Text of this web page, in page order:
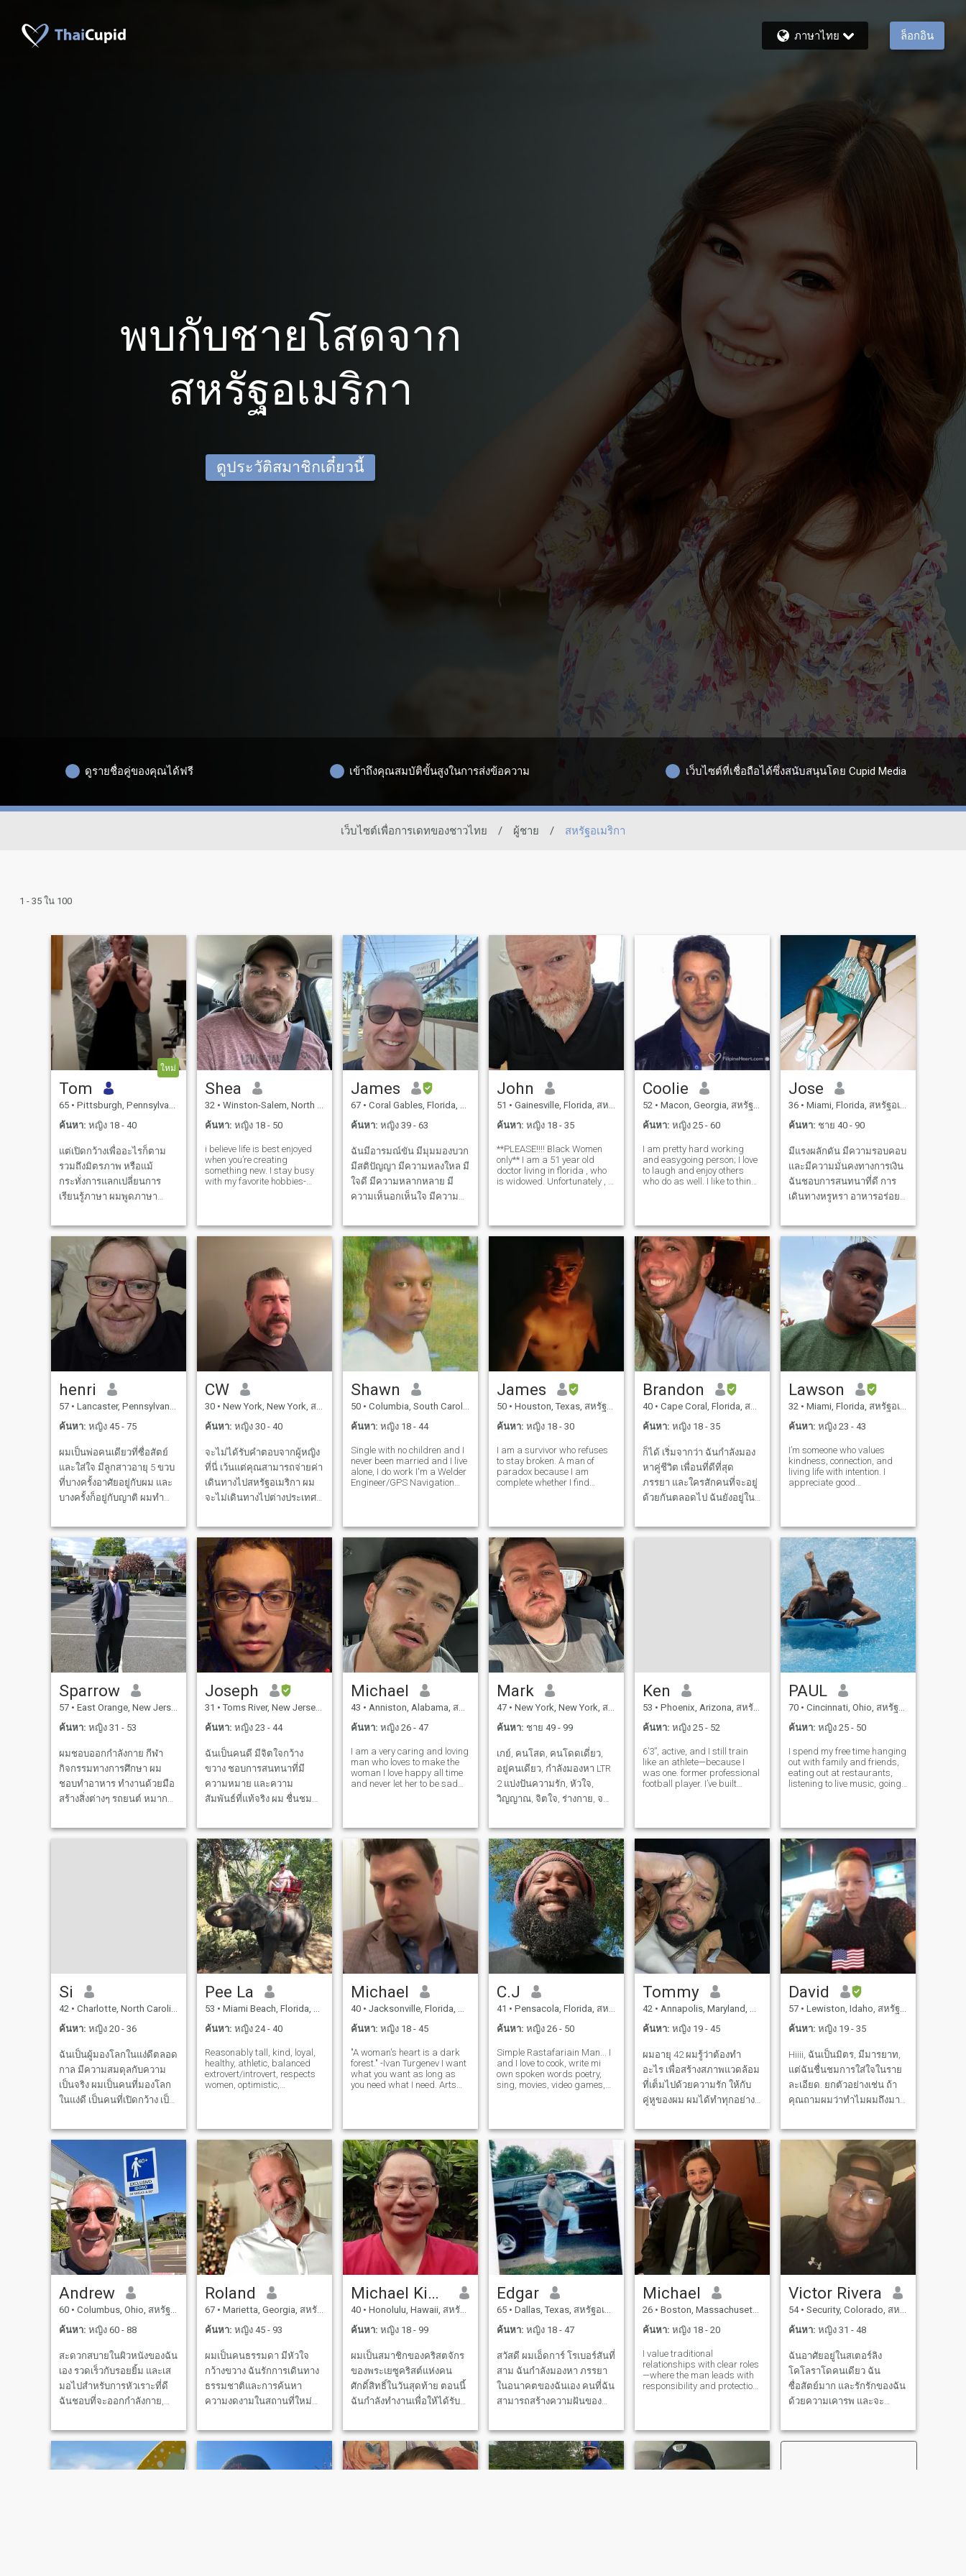
ภาษาไทย ล็อกอิน
พบกับชายโสดจาก
สหรัฐอเมริกา
ดูประวัติสมาชิกเดี๋ยวนี้
ดูรายชื่อคู่ของคุณได้ฟรี เข้าถึงคุณสมบัติขั้นสูงในการส่งข้อความ เว็บไซต์ที่เชื่อถือได้ซึ่งสนับสนุนโดย Cupid Media
เว็บไซต์เพื่อการเดทของชาวไทย / ผู้ชาย / สหรัฐอเมริกา
1 - 35 ใน 100
ใหม่
Tom
65 • Pittsburgh, Pennsylvania, สหรัฐอเมริกา
ค้นหา: หญิง 18 - 40
แต่เปิดกว้างเพื่ออะไรก็ตาม
รวมถึงมิตรภาพ หรือแม้
กระทั่งการแลกเปลี่ยนการ
เรียนรู้ภาษา ผมพูดภาษา
ดี ถ้าคุณไม่ใช่คนโกง คุณ
สามารถหยุดอ่านได้ตรงนี้ (ใน
ทางเทคนิค คุณอาจหยุดอ่าน
ประโยคนี้ได้ก่อนหน้านี้) )
หากคุณเป็นนักโกง, โปรดจํา
ไว้ว่า ผมรู้จักทุกการโกงใน
หนังสือ โปรดอย่าเสียเวลาเรา
ทั้งคู่ ในการพยายามดึง
นักโทษสเปนของคุณ
ทํางานให้กับใครบางคน คุณ
คือคนที่ถูกโกง ออกไปจากที่นี่
ซะ! - ไม่! โชคดีและความ
Shea
32 • Winston-Salem, North Carolina, สหรัฐอเมริกา
ค้นหา: หญิง 18 - 50
i believe life is best enjoyed
when you’re creating
something new. I stay busy
with my favorite hobbies-
an amazing woman to share
some laughs and good food
James
67 • Coral Gables, Florida, สหรัฐอเมริกา
ค้นหา: หญิง 39 - 63
ฉันมีอารมณ์ขัน มีมุมมองบวก
มีสติปัญญา มีความหลงใหล มี
ใจดี มีความหลากหลาย มี
ความเห็นอกเห็นใจ มีความ
มารยาทดี หมายเหตุ: หากคุณ
กําลังมองหาที่จะขายรูปภาพ
หรือวิดีโอของคุณให้ฉัน หรือ
กําลังทําการติดต่อเพื่ออํานวย
ความสะดวกการค้า Crypto
กรุณาช่วยฉัน.
John
51 • Gainesville, Florida, สหรัฐอเมริกา
ค้นหา: หญิง 18 - 35
**PLEASE!!!! Black Women
only** I am a 51 year old
doctor living in florida , who
is widowed. Unfortunately , in
away and I have been widow
and celibate for 5 years no
Coolie
52 • Macon, Georgia, สหรัฐอเมริกา
ค้นหา: หญิง 25 - 60
I am pretty hard working
and easygoing person; I love
to laugh and enjoy others
who do as well. I like to think
and expose myself to all
types of activities and in
Jose
36 • Miami, Florida, สหรัฐอเมริกา
ค้นหา: ชาย 40 - 90
มีแรงผลักดัน มีความรอบคอบ
และมีความมั่นคงทางการเงิน
ฉันชอบการสนทนาที่ดี การ
เดินทางหรูหรา อาหารอร่อย
หมาย กับผู้ชายที่มั่นใจ ที่รู้ว่า
พวกเขาต้องการอะไร มีความ
ทะเยอทะยานโดยธรรมชาติ
ผ่อนคลายในส่วนตัว ฉันให้
ความสําคัญกับความซื่อสัตย์
ความรัก และวิถีชีวิตที่สร้าง
ขึ้นบนความสําเร็จและความ
มองหาใครสักคนที่แท้ มีคลาส
และเปิดกว้าง เพื่อสร้างช่วง
เวลาที่ไม่มีวันลืมด้วยกัน
henri
57 • Lancaster, Pennsylvania, สหรัฐอเมริกา
ค้นหา: หญิง 45 - 75
ผมเป็นพ่อคนเดียวที่ซื่อสัตย์
และใส่ใจ มีลูกสาวอายุ 5 ขวบ
ที่บางครั้งอาศัยอยู่กับผม และ
บางครั้งก็อยู่กับญาติ ผมทํา
CW
30 • New York, New York, สหรัฐอเมริกา
ค้นหา: หญิง 30 - 40
จะไม่ได้รับคําตอบจากผู้หญิง
ที่นี่ เว้นแต่คุณสามารถจ่ายค่า
เดินทางไปสหรัฐอเมริกา ผม
จะไม่เดินทางไปต่างประเทศ
ฝันอเมริกัน กับวิถีชีวิตของ
อเมริกา กับผู้ชายในความฝัน
ของคุณ ส่วนที่เหลือผมจะ
จัดการเอง โชคดีกับนักโกงทุก
คนที่นี่!
Shawn
50 • Columbia, South Carolina, สหรัฐอเมริกา
ค้นหา: หญิง 18 - 44
Single with no children and I
never been married and I live
alone, I do work I'm a Welder
Engineer/GPS Navigation
romantic, I'm loyal and
trustworthy and very
respectful, plus I know
James
50 • Houston, Texas, สหรัฐอเมริกา
ค้นหา: หญิง 18 - 30
I am a survivor who refuses
to stay broken. A man of
paradox because I am
complete whether I find
likely why I walk alone at
times. I believe in redemption,
love that en
Brandon
40 • Cape Coral, Florida, สหรัฐอเมริกา
ค้นหา: หญิง 18 - 35
ก็ได้ เริ่มจากว่า ฉันกําลังมอง
หาคู่ชีวิต เพื่อนที่ดีที่สุด
ภรรยา และใครสักคนที่จะอยู่
ด้วยกันตลอดไป ฉันยังอยู่ใน
ทําให้เรื่องยุ่งยาก ฉันอยู่ในคุก
ฉัน ไม่มีการโกง ฉัน
สนุกสนาน มีพลัง และเป็นเด็ก
ใหญ่ในใจ ภาพของฉันมาจาก
รูปร่างสําคัญ ฉันต้องการคู่หูที่
ฉันดึงดูด ผมมีลูก 3 คน ทุกคน
อายุไม่เกิน 7 ขวบ ฉันอยาก
คนที่ทํางานหนัก และเราจะ
เริ่มธุรกิจเมื่อฉันออกจากคุก
และจะมีชีวิตที่ดีมาก มาคุย
กันต่อเถอะ คนจริงจังเท่านั้น
ผมจะไม่ส่งเงินให้คุณ หรือโกง
อื่น ๆ ที่กําลังเกิดขึ้น ดังนั้นไม่
ต้องถามแม้แต่
Lawson
32 • Miami, Florida, สหรัฐอเมริกา
ค้นหา: หญิง 23 - 43
I’m someone who values
kindness, connection, and
living life with intention. I
appreciate good
meaningful. I’m always
growing, always learning,
and always trying to show
up with
Sparrow
57 • East Orange, New Jersey, สหรัฐอเมริกา
ค้นหา: หญิง 31 - 53
ผมชอบออกกําลังกาย กีฬา
กิจกรรมทางการศึกษา ผม
ชอบทําอาหาร ทํางานด้วยมือ
สร้างสิ่งต่างๆ รถยนต์ หมาก
กลางแจ้ง ความภักดีเป็นสิ่งจํา
Joseph
31 • Toms River, New Jersey, สหรัฐอเมริกา
ค้นหา: หญิง 23 - 44
ฉันเป็นคนดี มีจิตใจกว้าง
ขวาง ชอบการสนทนาที่มี
ความหมาย และความ
สัมพันธ์ที่แท้จริง ผม ชื่นชม
และ คน ที่ มี ใจ อบอุ่น และ
จริง ใจ. ฉันชอบเรียนรู้เกี่ยวกับ
วัฒนธรรมต่าง ๆ ทดลอง
ประสบการณ์ใหม่ ๆ และสนุก
กับสิ่งง่ายๆ ในชีวิต ฉันหวังที่
จะพบกับใครสักคน ที่ให้ความ
สําคัญกับการสื่อสาร ความ
เคารพ และความสัมพันธ์ทาง
อารมณ์ และใครที่สนใจใน
การสร้างอะไรบางอย่างที่แท้
Michael
43 • Anniston, Alabama, สหรัฐอเมริกา
ค้นหา: หญิง 26 - 47
I am a very caring and loving
man who loves to make the
woman I love happy all time
and never let her to be sad
always fill her day and night
with laughter and joy😘💓
Mark
47 • New York, New York, สหรัฐอเมริกา
ค้นหา: ชาย 49 - 99
เกย์, คนโสด, คนโดดเดี่ยว,
อยู่คนเดียว, กําลังมองหา LTR
2 แบ่งปันความรัก, หัวใจ,
วิญญาณ, จิตใจ, ร่างกาย, จ
ฉันต้องการความสัมพันธ์ที่
จริงจัง ที่จะนําไปสู่การ
แต่งงาน ถ้าเคมีถูกต้อง เกมส์
ละคร ล้อเลียน โกหก โกง
ขโมย นักพนัน นักขุดทอง
Ken
53 • Phoenix, Arizona, สหรัฐอเมริกา
ค้นหา: หญิง 25 - 52
6’3”, active, and I still train
like an athlete—because I
was one. former professional
football player. I’ve built
travel often. I spend time
between the U.S., Europe,
PAUL
70 • Cincinnati, Ohio, สหรัฐอเมริกา
ค้นหา: หญิง 25 - 50
I spend my free time hanging
out with family and friends,
eating out at restaurants,
listening to live music, going
adrenaline I love to surf,
windsurf, snow ski,
Si
42 • Charlotte, North Carolina, สหรัฐอเมริกา
ค้นหา: หญิง 20 - 36
ฉันเป็นผู้มองโลกในแง่ดีตลอด
กาล มีความสมดุลกับความ
เป็นจริง ผมเป็นคนที่มองโลก
ในแง่ดี เป็นคนที่เปิดกว้าง เป็น
ที่สนุกสนาน ฉันมีอารมณ์ขัน
ที่ดีเมื่อเหมาะสม ฉันสุขภาพดี
และมีร่างกายแข็งแรง
ขอบคุณพระเจ้า ฉันพยายาม
อย่างต่อเนื่องที่จะก้าวหน้าใน
ทุกๆ ด้านของชีวิตของฉัน ฉัน
สนุกกับสิ่งง่ายๆ รวมไปถึงสิ่ง
ดีๆ ในชีวิต มองหาเพื่อน และ
อาจจะเป็นคนที่พิเศษ
Pee La
53 • Miami Beach, Florida, สหรัฐอเมริกา
ค้นหา: หญิง 24 - 40
Reasonably tall, kind, loyal,
healthy, athletic, balanced
extrovert/introvert, respects
women, optimistic,
Searching for a fit, funny,
marriage minded woman
who is especially k
Michael
40 • Jacksonville, Florida, สหรัฐอเมริกา
ค้นหา: หญิง 18 - 45
"A woman's heart is a dark
forest." -Ivan Turgenev I want
what you want as long as
you need what I need. Arts
number one cat daddy! For
friends and romance I
require ki
C.J
41 • Pensacola, Florida, สหรัฐอเมริกา
ค้นหา: หญิง 26 - 50
Simple Rastafariain Man... I
and I love to cook, write mi
own spoken words poetry,
sing, movies, video games,
simply build a foundation
not
Tommy
42 • Annapolis, Maryland, สหรัฐอเมริกา
ค้นหา: หญิง 19 - 45
ผมอายุ 42 ผมรู้ว่าต้องทํา
อะไร เพื่อสร้างสภาพแวดล้อม
ที่เต็มไปด้วยความรัก ให้กับ
คู่หูของผม ผมได้ทําทุกอย่างที่
สอนกันและกัน และสร้าง
ครอบครัวด้วยกัน ฉันเป็นหนึ่ง
กับธรรมชาติ ฉันรักการอยู่
กลางแจ้ง มีความมั่นคง
ทางการเงิน และเป็นเจ้าของ
อสังหาริมทรัพย์ในเวอร์จิเนีย
และ หลังจากการหย่ากันอย่าง
สงบและนับถือ ลูกชายของฉัน
2 คนอาศัยอยู่กับฉัน ผมเป็น
พ่อจริงๆ ผมหวังว่าคุณจะโอเค
หลายคน ถ้าภรรยาผม
ต้องการ ฉันวางแผนที่จะ
อัพเกรดเร็วๆนี้
David
57 • Lewiston, Idaho, สหรัฐอเมริกา
ค้นหา: หญิง 19 - 35
Hiiii, ฉันเป็นมิตร, มีมารยาท,
แต่ฉันชื่นชมการใส่ใจในราย
ละเอียด. ยกตัวอย่างเช่น ถ้า
คุณถามผมว่าทําไมผมถึงมาที่
โปรไฟล์ผมหรือเปล่า? 😊👉
ฉันมาที่นี่อย่างจริงจัง ฉัน
ไม่ใช่นักเล่น หรือถ้าคุณถาม
คุณมาจากไหน? ผมมาจาก
แคลิฟอร์เนีย แต่อาศัยอยู่ใน
ไอดาโฮ ถ้านายถาม มัน
หมายความว่านายอาจจะขี้
เกียจเกินไปที่จะอ่านเรื่องนี้
ผมเป็นเจ้าของบ้านใหญ่ ที่สวย
กว่านี้ สร้างในปี 2018 มันมี
อยากขายมัน และย้ายไปแอริ
โซน่า เพราะนี่แหละ ที่ฉันใช้
เวลาเรียนมหาลัย จบเรื่องที่จะ
เก่า? ยังไม่รู้สึกเลย 😁🙏 ฉัน
ออกกําลังกายทุกวัน และมีวิถี
ชีวิตที่สุขภาพดี (หมายถึงฉัน
กินอาหารที่มีสุขภาพดี และ
ตลาดดิจิตอล และอาศัยอยู่
Andrew
60 • Columbus, Ohio, สหรัฐอเมริกา
ค้นหา: หญิง 60 - 88
สะดวกสบายในผิวหนังของฉัน
เอง รวดเร็วกับรอยยิ้ม และเส
มอไปสําหรับการหัวเราะที่ดี
ฉันชอบที่จะออกกําลังกาย,
อาหารที่ดีที่สุดทุกที่ที่ฉันไป.
ฉันเชื่อว่าชีวิตจะดีขึ้นเมื่อมัน
ถูกแบ่งปัน ไม่ว่าจะเป็นการ
Roland
67 • Marietta, Georgia, สหรัฐอเมริกา
ค้นหา: หญิง 45 - 93
ผมเป็นคนธรรมดา มีหัวใจ
กว้างขวาง ฉันรักการเดินทาง
ธรรมชาติและการค้นหา
ความงดงามในสถานที่ใหม่
ทางที่เงียบสงบ การว่ายน้ําใต้
เพื่อ ฉันให้ความสําคัญกับ
Michael Kimio Taketa
40 • Honolulu, Hawaii, สหรัฐอเมริกา
ค้นหา: หญิง 18 - 99
ผมเป็นสมาชิกของคริสตจักร
ของพระเยซูคริสต์แห่งคน
ศักดิ์สิทธิ์ในวันสุดท้าย ตอนนี้
ฉันกําลังทํางานเพื่อให้ได้รับ
ลังมองหาสมาชิกอีกคนหนึ่ง
ของคริสตจักรของพระเยซู
คริสต์แห่งคนศักดิ์สิทธิ์ในวัน
Edgar
65 • Dallas, Texas, สหรัฐอเมริกา
ค้นหา: หญิง 18 - 47
สวัสดี ผมเอ็ดการ์ โรเบอร์สันที่
สาม ฉันกําลังมองหา ภรรยา
ในอนาคตของฉันเอง คนที่ฉัน
สามารถสร้างความฝันของ
ฉันชอบผู้หญิงที่ไม่มีเด็กๆ
มากกว่านะ. (CHUCKLES) ผม
เป็นคนโรแมนติกมาก และมี
Michael
26 • Boston, Massachusetts, สหรัฐอเมริกา
ค้นหา: หญิง 18 - 20
I value traditional
relationships with clear roles
—where the man leads with
responsibility and protection,
a strong marriage is built on
trust, respect, emotional
closeness
Victor Rivera
54 • Security, Colorado, สหรัฐอเมริกา
ค้นหา: หญิง 31 - 48
ฉันอาศัยอยู่ในสเตอร์ลิง
โคโลราโดคนเดียว ฉัน
ซื่อสัตย์มาก และรักรักของฉัน
ด้วยความเคารพ และจะ
วินาทีที่เราอยู่ด้วยกัน ฉันใช้